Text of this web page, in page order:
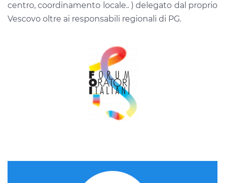
centro, coordinamento locale.. ) delegato dal proprio
Vescovo oltre ai responsabili regionali di PG.